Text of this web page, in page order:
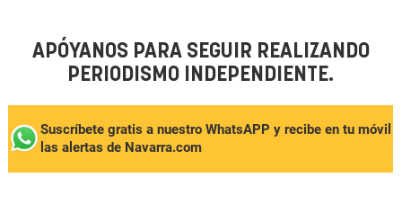
APÓYANOS PARA SEGUIR REALIZANDO
PERIODISMO INDEPENDIENTE.
Suscríbete gratis a nuestro WhatsAPP y recibe en tu móvil
las alertas de Navarra.com